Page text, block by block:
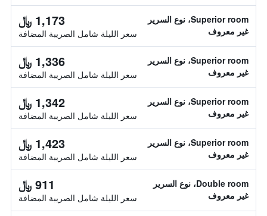
Superior room، نوع السرير
غير معروف
1,173 ﷼
سعر الليلة شامل الصريبة المضافة
Superior room، نوع السرير
غير معروف
1,336 ﷼
سعر الليلة شامل الصريبة المضافة
Superior room، نوع السرير
غير معروف
1,342 ﷼
سعر الليلة شامل الصريبة المضافة
Superior room، نوع السرير
غير معروف
1,423 ﷼
سعر الليلة شامل الصريبة المضافة
Double room، نوع السرير
غير معروف
911 ﷼
سعر الليلة شامل الصريبة المضافة